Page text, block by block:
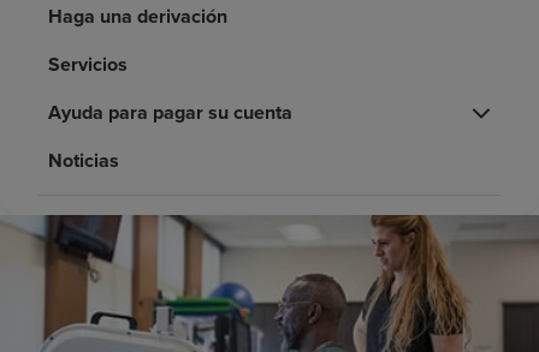
Recursos de salud
Empleos
Haga una derivación
Servicios
Ayuda para pagar su cuenta
Noticias